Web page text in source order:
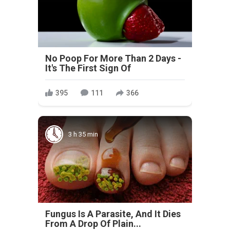
No Poop For More Than 2 Days -
It's The First Sign Of
395 111 366
3 h 35 min
Fungus Is A Parasite, And It Dies
From A Drop Of Plain...